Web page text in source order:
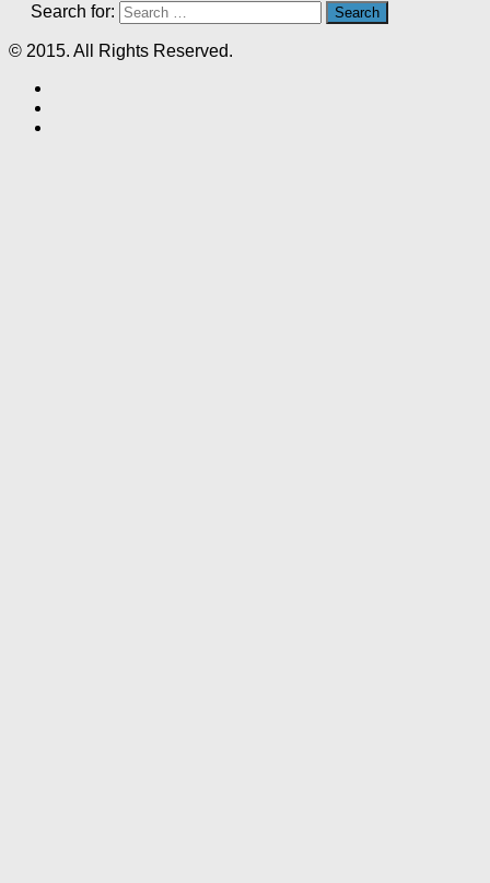
Search for:
© 2015. All Rights Reserved.